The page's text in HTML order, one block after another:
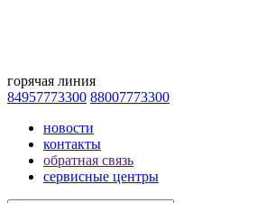
горячая линия
84957773300 88007773300
новости
контакты
обратная связь
сервисные центры